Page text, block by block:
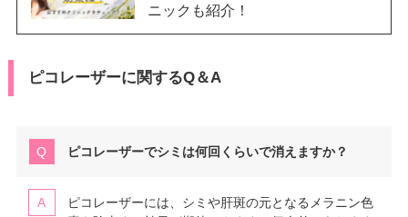
ニックも紹介！
ピコレーザーに関するQ＆A
ピコレーザーでシミは何回くらいで消えますか？
ピコレーザーには、シミや肝斑の元となるメラニン色